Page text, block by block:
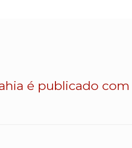
é publicado